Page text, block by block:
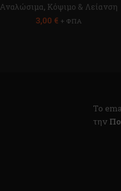
Αναλώσιμα, Κόψιμο & Λείανση
3,00 € + ΦΠΑ
To
την